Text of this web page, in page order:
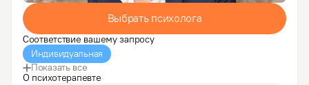
Выбрать психолога
Соответствие вашему запросу
Индивидуальная
Показать все
О психотерапевте